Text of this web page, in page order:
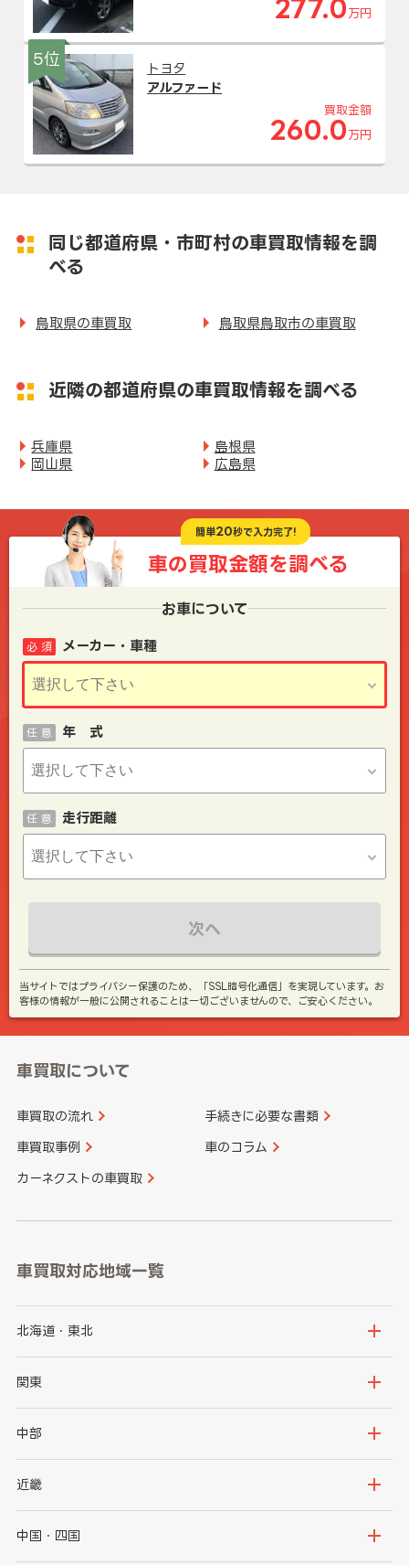
277.0 万円
5位
トヨタ
アルファード
買取金額
260.0 万円
同じ都道府県・市町村の車買取情報を調
べる
鳥取県の車買取 鳥取県鳥取市の車買取
近隣の都道府県の車買取情報を調べる
兵庫県
島根県
岡山県
広島県
簡単20秒で入力完了!
車の買取金額を調べる
お車について
メーカー・車種
必 須
年 式
任 意
走行距離
任 意
次へ
当サイトではプライバシー保護のため、「SSL暗号化通信」を実現しています。お
客様の情報が一般に公開されることは一切ございませんので、ご安心ください。
車買取について
車買取の流れ 手続きに必要な書類
車買取事例 車のコラム
カーネクストの車買取
車買取対応地域一覧
北海道・東北
北海道
岩手県
秋田県
関東
茨城県
群馬県
千葉県
中部
新潟県
石川県
近畿
大阪府
中国・四国